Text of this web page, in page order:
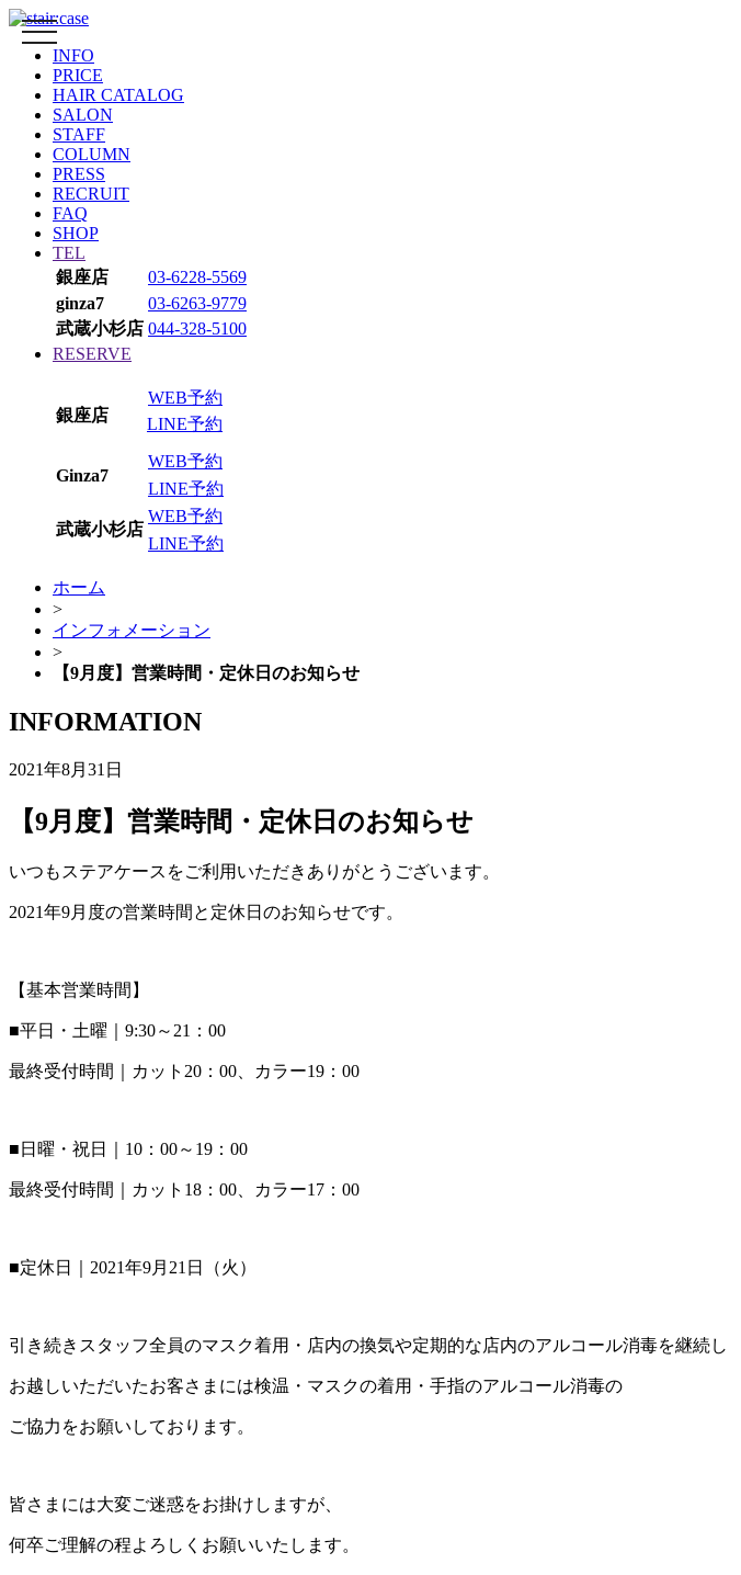
INFO
PRICE
HAIR CATALOG
SALON
STAFF
COLUMN
PRESS
RECRUIT
FAQ
SHOP
TEL
銀座店
03-6228-5569
ginza7
03-6263-9779
武蔵小杉店 044-328-5100
RESERVE
銀座店
WEB予約
LINE予約
Ginza7
WEB予約
LINE予約
武蔵小杉店
WEB予約
LINE予約
toggle
navigation
ホーム
>
インフォメーション
>
【9月度】営業時間・定休日のお知らせ
INFORMATION
2021年8月31日
【9月度】営業時間・定休日のお知らせ
いつもステアケースをご利用いただきありがとうございます。
2021年9月度の営業時間と定休日のお知らせです。
【基本営業時間】
■平日・土曜｜9:30～21：00
最終受付時間｜カット20：00、カラー19：00
■日曜・祝日｜10：00～19：00
最終受付時間｜カット18：00、カラー17：00
■定休日｜2021年9月21日（火）
引き続きスタッフ全員のマスク着用・店内の換気や定期的な店内のアルコール消毒を継続し
お越しいただいたお客さまには検温・マスクの着用・手指のアルコール消毒の
ご協力をお願いしております。
皆さまには大変ご迷惑をお掛けしますが、
何卒ご理解の程よろしくお願いいたします。